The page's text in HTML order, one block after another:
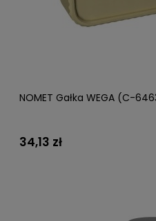
NOMET Gałka WEGA (C-
34,13 zł